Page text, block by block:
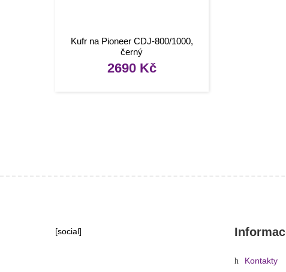
Kufr na Pioneer CDJ-800/1000,
černý
2690 Kč
[social]
Kontakty